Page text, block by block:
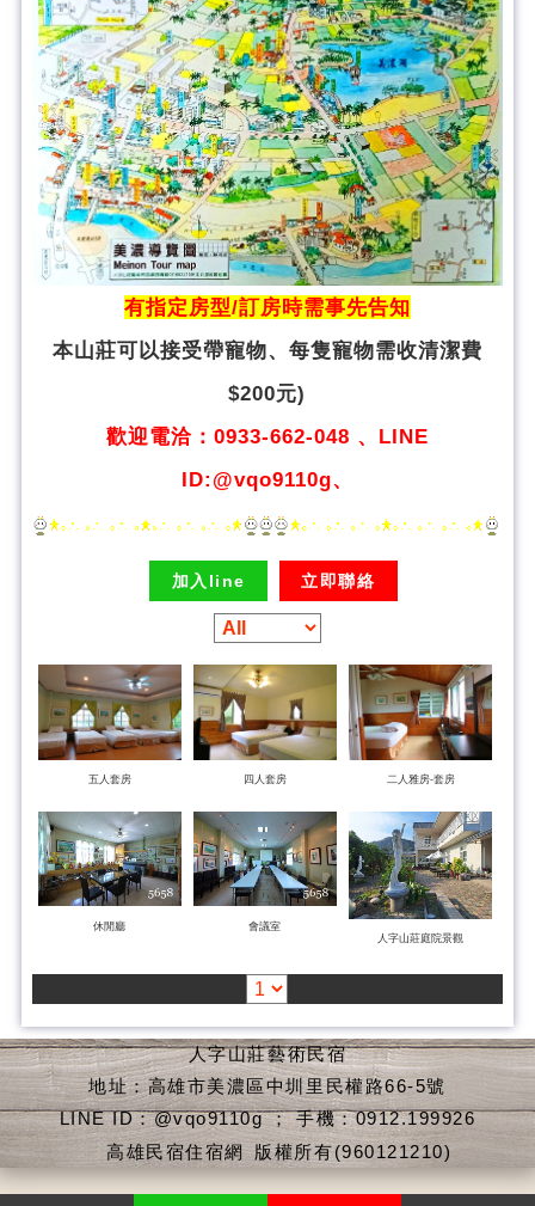
有指定房型/訂房時需事先告知
本山莊可以接受帶寵物、 每隻寵物需收清潔費
$200元)
歡迎電洽：0933-662-048 、LINE
ID:@vqo9110g、
加入line 立即聯絡
五人套房 四人套房 二人雅房-套房
休閒廳
會議室
人字山莊庭院景觀
人字山莊藝術民宿
地址：高雄市美濃區中圳里民權路66-5號
LINE ID：@vqo9110g ； 手機：0912.199926
高雄民宿住宿網 版權所有(960121210)